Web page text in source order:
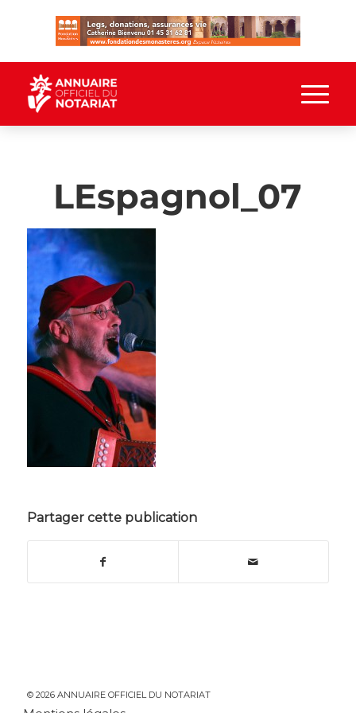
LEspagnol_07
Partager cette publication
© 2026 ANNUAIRE OFFICIEL DU NOTARIAT